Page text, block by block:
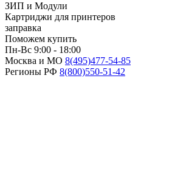
ЗИП и Модули
Картриджи для принтеров
заправка
Поможем купить
Пн-Вс 9:00 - 18:00
Москва и МО 8(495)477-54-85
Регионы РФ 8(800)550-51-42